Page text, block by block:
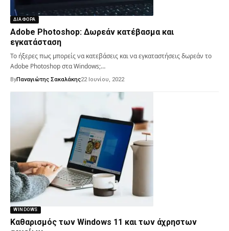
ΔΙΑΦΟΡΑ
Adobe Photoshop: Δωρεάν κατέβασμα και
εγκατάσταση
Το ήξερες πως μπορείς να κατεβάσεις και να εγκαταστήσεις δωρεάν το
Adobe Photoshop στα Windows;…
ByΠαναγιώτης Σακαλάκης22 Ιουνίου, 2022
WINDOWS
Καθαρισμός των Windows 11 και των άχρηστων